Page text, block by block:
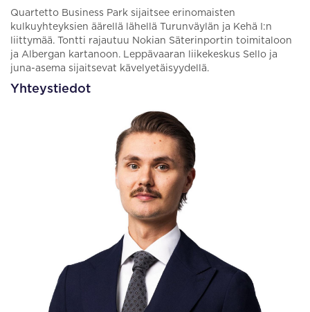
Quartetto Business Park sijaitsee erinomaisten
kulkuyhteyksien äärellä lähellä Turunväylän ja Kehä I:n
liittymää. Tontti rajautuu Nokian Säterinportin toimitaloon
ja Albergan kartanoon. Leppävaaran liikekeskus Sello ja
juna-asema sijaitsevat kävelyetäisyydellä.
Yhteystiedot